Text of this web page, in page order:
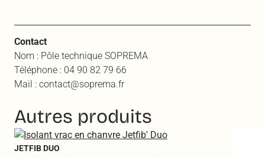
Contact
Nom : Pôle technique SOPREMA
Téléphone : 04 90 82 79 66
Mail : contact@soprema.fr
Autres produits
JETFIB DUO